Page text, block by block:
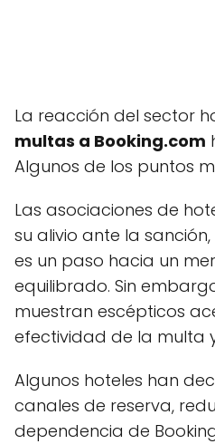
La reacción del sector
multas a Booking.com
Algunos de los puntos
Las asociaciones de
su alivio ante la
es un paso hacia un
equilibrado. Sin
muestran escépticos
efectividad de la multa
Algunos hoteles han
canales de reserva,
dependencia de